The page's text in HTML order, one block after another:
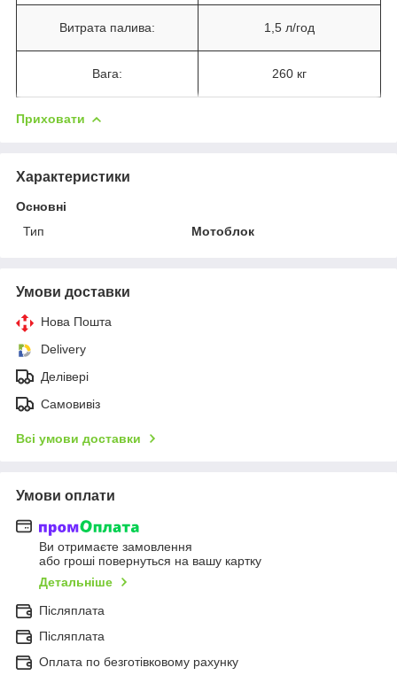
Витрата палива: 1,5 л/год
Вага: 260 кг
Приховати
Характеристики
Основні
Тип
Мотоблок
Умови доставки
Нова Пошта
Delivery
Делівері
Самовивіз
Всі умови доставки
Умови оплати
Ви отримаєте замовлення
або гроші повернуться на вашу картку
Детальніше
Післяплата
Післяплата
Оплата по безготівковому рахунку